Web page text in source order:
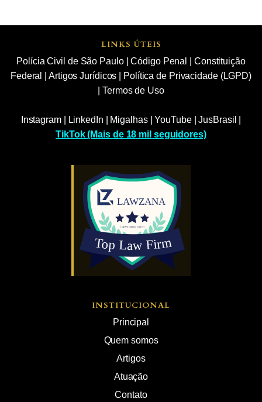
LINKS ÚTEIS
Polícia Civil de São Paulo|Código Penal
Constituição
Federal
Artigos Jurídicos
Política de Privacidade (LGPD)
|Termos de Uso
Instagram| LinkedIn Migalhas|YouTube|JusBrasil
TikTok (Mais de 18 mil seguidores)
INSTITUCIONAL
Principal
Quem somos
Artigos
Atuação
Contato